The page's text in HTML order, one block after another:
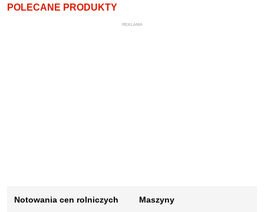
POLECANE PRODUKTY
REKLAMA
Notowania cen rolniczych
Maszyny